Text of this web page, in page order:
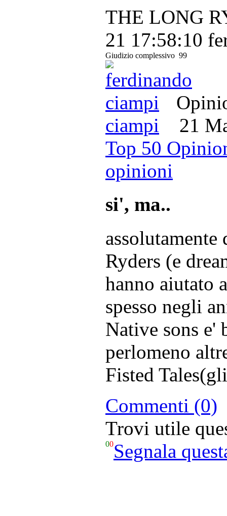
THE LONG
21 17:58:10
Giudizio complessivo 99
ciampi 21
Top 50
opinioni
si', ma..
Ryders (e
hanno aiutato
spesso negli
Native sons e'
perlomeno
Fisted
Commenti (0)
Trovi utile
00Segnala